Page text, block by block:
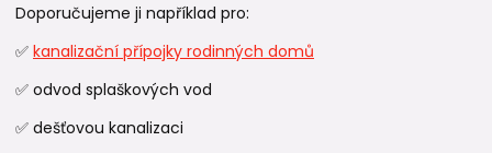
Doporučujeme ji například pro:
✅ kanalizační přípojky rodinných domů
✅ odvod splaškových vod
✅ dešťovou kanalizaci